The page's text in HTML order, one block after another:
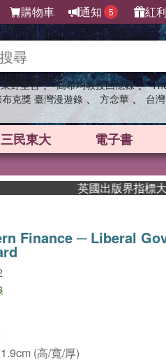
購物車 通知 5 紅
東野圭吾 、 高希均教授回憶錄 、
布克獎 臺灣漫遊錄 、 方念華 、 台
三民東大 電子書
英國出版界指標大獎
Finance ─ Liberal
(高/寬/厚)